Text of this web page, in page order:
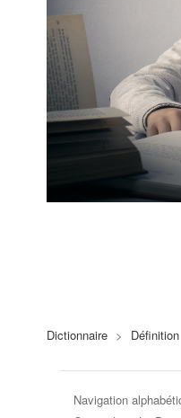
Dictionnaire > Définition
Navigation